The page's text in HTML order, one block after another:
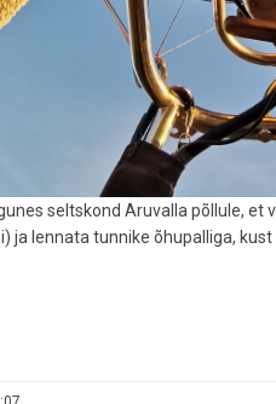
seltskond Aruvalla põllule, et
ja lennata tunnike õhupalliga,